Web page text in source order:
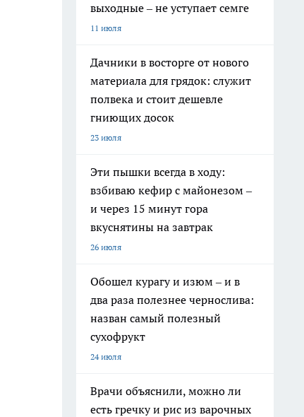
выходные – не уступает семге
11 июля
Дачники в восторге от нового
материала для грядок: служит
полвека и стоит дешевле
гниющих досок
23 июля
Эти пышки всегда в ходу:
взбиваю кефир с майонезом –
и через 15 минут гора
вкуснятины на завтрак
26 июля
Обошел курагу и изюм – и в
два раза полезнее чернослива:
назван самый полезный
сухофрукт
24 июля
Врачи объяснили, можно ли
есть гречку и рис из варочных